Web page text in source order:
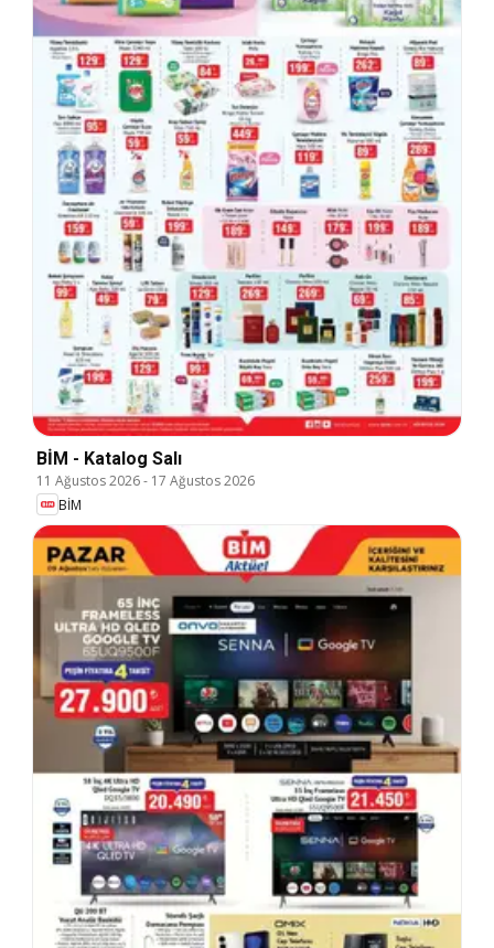
BİM - Katalog Salı
11 Ağustos 2026- 17 Ağustos 2026
BİM